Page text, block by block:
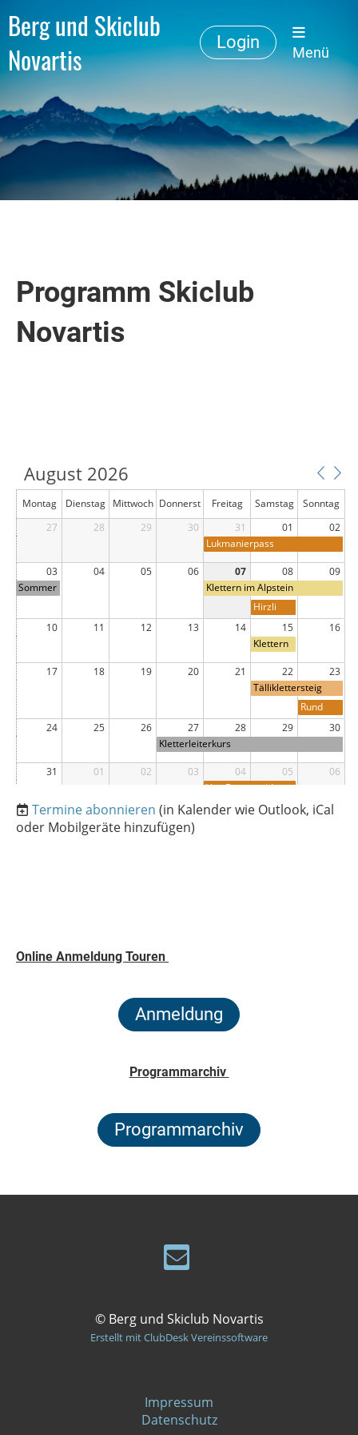
Berg und Skiclub
Novartis
Login
Menü
Programm Skiclub
Novartis
August 2026
Montag Dienstag Mittwoch Donnerst
Freitag Samstag
Sonntag
27
28 29 30 31 01 02
03 04 05 06 07 08 09
10 11 12 13 14 15 16
17 18 19 20 21 22 23
24 25 26 27 28 29 30
31 01 02 03 04 05 06
Lukmanierpass
Sommer
ferienpr
Grilliere
Klettern im Alpstein
Hirzli
und
Planggen
stock
Klettern
am
Gällihorn
Tälliklettersteig
Rund
ums
Gällihorn
Kletterleiterkurs
Von Braunwald
Von
Termine abonnieren (in Kalender wie Outlook, iCal
oder Mobilgeräte hinzufügen)
Online Anmeldung Touren
Anmeldung
Programmarchiv
Programmarchiv
© Berg und Skiclub Novartis
Erstellt mit ClubDesk Vereinssoftware
Impressum
Datenschutz